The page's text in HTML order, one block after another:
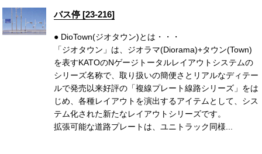
バス停 [23-216]
● DioTown(ジオタウン)とは・・・
「ジオタウン」は、ジオラマ(Diorama)+タウン(Town)
を表すKATOのNゲージトータルレイアウトシステムの
シリーズ名称で、取り扱いの簡便さとリアルなディテー
ルで発売以来好評の「複線プレート線路シリーズ」をは
じめ、各種レイアウトを演出するアイテムとして、シス
テム化された新たなレイアウトシリーズです。
拡張可能な道路プレートは、ユニトラック同様...